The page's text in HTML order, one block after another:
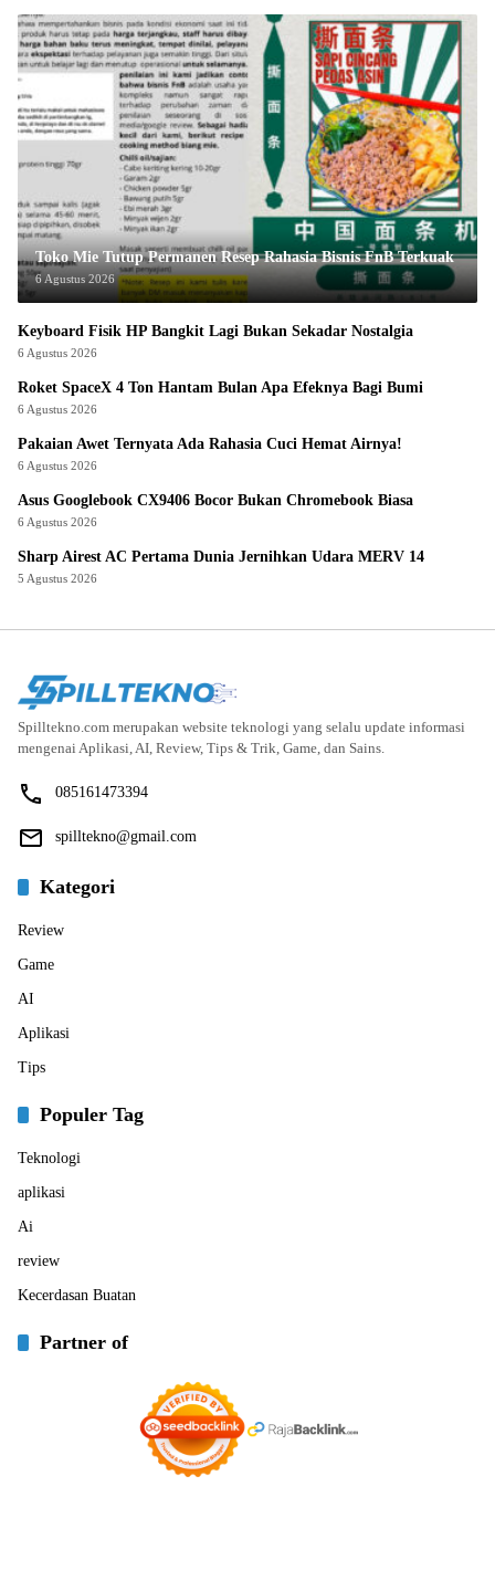
Toko Mie Tutup Permanen Resep Rahasia Bisnis FnB Terkuak
6 Agustus 2026
Keyboard Fisik HP Bangkit Lagi Bukan Sekadar Nostalgia
6 Agustus 2026
Roket SpaceX 4 Ton Hantam Bulan Apa Efeknya Bagi Bumi
6 Agustus 2026
Pakaian Awet Ternyata Ada Rahasia Cuci Hemat Airnya!
6 Agustus 2026
Asus Googlebook CX9406 Bocor Bukan Chromebook Biasa
6 Agustus 2026
Sharp Airest AC Pertama Dunia Jernihkan Udara MERV 14
5 Agustus 2026
Spilltekno.com merupakan website teknologi yang selalu update informasi
mengenai Aplikasi, AI, Review, Tips & Trik, Game, dan Sains.
085161473394
spilltekno@gmail.com
Kategori
Review
Game
AI
Aplikasi
Tips
Populer Tag
Teknologi
aplikasi
Ai
review
Kecerdasan Buatan
Partner of